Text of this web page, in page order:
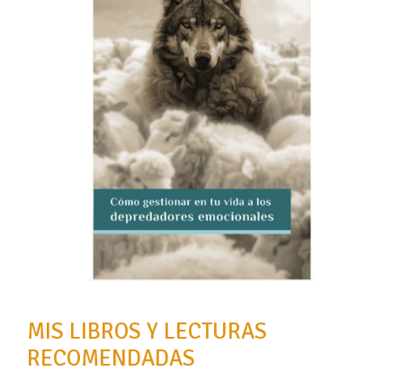
MIS LIBROS Y LECTURAS
RECOMENDADAS